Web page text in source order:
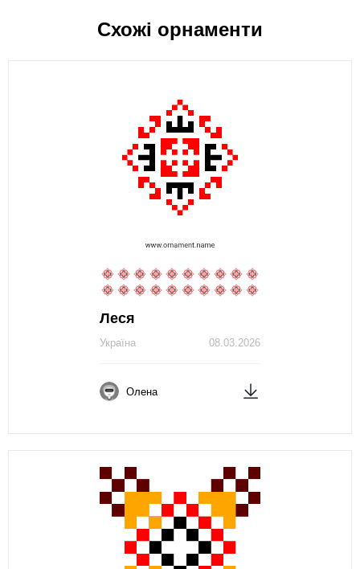
Схожі орнаменти
Леся
08.03.2026
Україна
Олена